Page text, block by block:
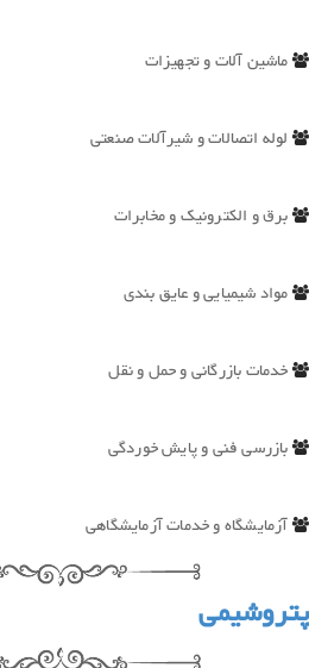
ماشین آلات و تجهیزات
لوله اتصالات و شیرآلات صنعتی
برق و الکترونیک و مخابرات
مواد شیمیایی و عایق بندی
خدمات بازرگانی و حمل و نقل
بازرسی فنی و پایش خوردگی
آزمایشگاه و خدمات آزمایشگاهی
پتروشیمی